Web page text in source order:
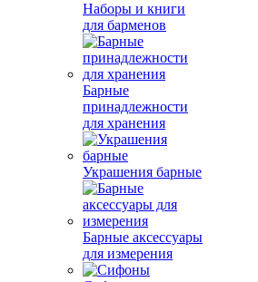
Наборы и книги
для барменов
Барные
принадлежности
для хранения
Украшения барные
Барные аксессуары
для измерения